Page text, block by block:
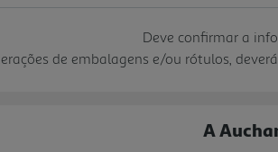
Deve confirmar a
de embalagens e/ou rótulos,
A